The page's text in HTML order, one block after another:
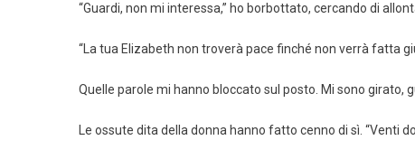
“Guardi, non mi interessa,” ho borbottato, cercando di
“La tua Elizabeth non troverà pace finché non verrà fatta
Quelle parole mi hanno bloccato sul posto. Mi sono girato,
Le ossute dita della donna hanno fatto cenno di sì. “Venti